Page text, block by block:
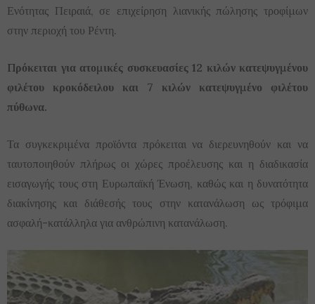
Ενότητας Πειραιά, σε επιχείρηση λιανικής πώλησης τροφίμων
στην περιοχή του Ρέντη.
Πρόκειται για ατομικές συσκευασίες 12 κιλών κατεψυγμένου
φιλέτου κροκόδειλου και 7 κιλών κατεψυγμένο φιλέτου
πύθωνα.
Τα συγκεκριμένα προϊόντα πρόκειται να διερευνηθούν και να
ταυτοποιηθούν πλήρως οι χώρες προέλευσης και η διαδικασία
εισαγωγής τους στη Ευρωπαϊκή Ένωση, καθώς και η δυνατότητα
διακίνησης και διάθεσής τους στην κατανάλωση ως τρόφιμα
ασφαλή-κατάλληλα για ανθρώπινη κατανάλωση.